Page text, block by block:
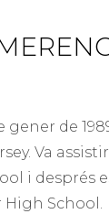
gener de
Va
i després
High School.